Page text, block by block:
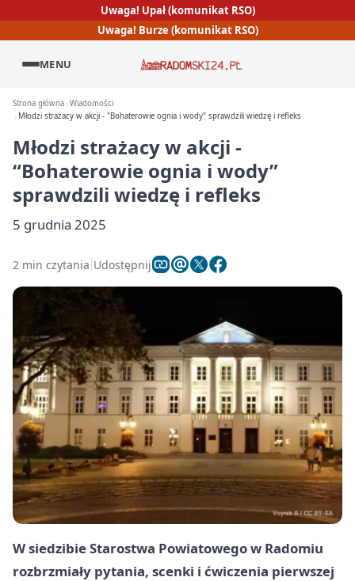
Uwaga! Upał (komunikat RSO)
Uwaga! Burze (komunikat RSO)
MENU
Strona główna Wiadomości
Młodzi strażacy w akcji - "Bohaterowie ognia i wody" sprawdzili wiedzę i refleks
Młodzi strażacy w akcji -
“Bohaterowie ognia i wody”
sprawdzili wiedzę i refleks
5 grudnia 2025
2 min czytania Udostępnij
W siedzibie Starostwa Powiatowego w Radomiu
rozbrzmiały pytania, scenki i ćwiczenia pierwszej